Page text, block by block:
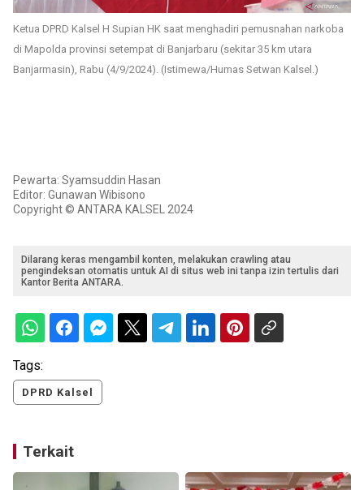
Ketua DPRD Kalsel H Supian HK saat menghadiri pemusnahan narkoba
di Mapolda provinsi setempat di Banjarbaru (sekitar 35 km utara
Banjarmasin), Rabu (4/9/2024). (Istimewa/Humas Setwan Kalsel.)
Pewarta: Syamsuddin Hasan
Editor: Gunawan Wibisono
Copyright © ANTARA KALSEL 2024
Dilarang keras mengambil konten, melakukan crawling atau
pengindeksan otomatis untuk AI di situs web ini tanpa izin tertulis dari
Kantor Berita ANTARA.
Tags:
DPRD Kalsel
Terkait